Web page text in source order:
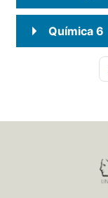
Química 6